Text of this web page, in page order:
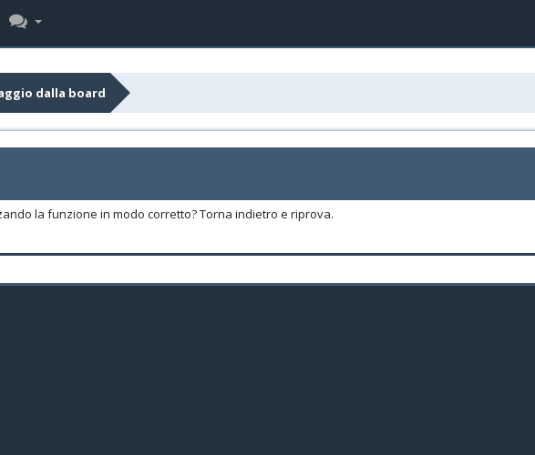
dalla board
la funzione in modo corretto? Torna indietro e riprova.